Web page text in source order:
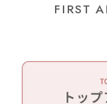
FIRST